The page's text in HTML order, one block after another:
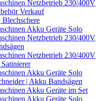
Netzbetrieb 230/400V
Verkauf
Blechschere
Akku Geräte Solo
Netzbetrieb 230/400V
Netzbetrieb 230/400V
Akku Geräte Solo
| Akku Bandsägen
Akku Geräte im Set
Akku Geräte Solo